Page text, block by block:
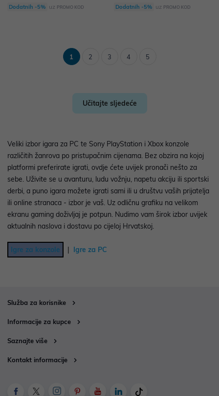
Dodatnih -5% uz PROMO KOD Dodatnih -5% uz PROMO KOD
1 2 3 4 5
Učitajte sljedeće
Veliki izbor igara za PC te Sony PlayStation i Xbox konzole
različitih žanrova po pristupačnim cijenama. Bez obzira na kojoj
platformi preferirate igrati, ovdje ćete uvijek pronači nešto za
sebe. Uživite se u avanturu, ludu vožnju, napetu akciju ili sportski
derbi, a puno igara možete igrati sami ili u društvu vaših prijatelja
ili online stranaca - izbor je vaš. Uz odličnu grafiku na velikom
ekranu gaming doživljaj je potpun. Nudimo vam širok izbor uvijek
aktualnih naslova i dostavu po cijeloj Hrvatskoj.
Igre za konzole | Igre za PC
Služba za korisnike
Informacije za kupce
Saznajte više
Kontakt informacije